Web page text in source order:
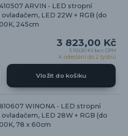
ARVIN - LED stropní
LED 22W + RGB (do
245cm
3 823,00 Kč
3 159,50 Kč bez DPH
K odeslání do 2 týdnů
Vložit do košíku
WINONA - LED stropní
LED 28W + RGB (do
78 x 60cm